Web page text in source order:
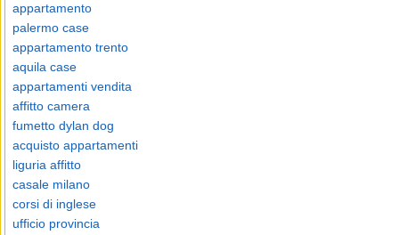
appartamento
palermo case
appartamento trento
aquila case
appartamenti vendita
affitto camera
fumetto dylan dog
acquisto appartamenti
liguria affitto
casale milano
corsi di inglese
ufficio provincia